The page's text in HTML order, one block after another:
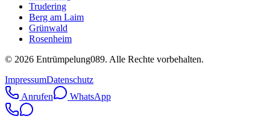
Trudering
Berg am Laim
Grünwald
Rosenheim
© 2026 Entrümpelung089. Alle Rechte vorbehalten.
ImpressumDatenschutz
Anrufen
WhatsApp